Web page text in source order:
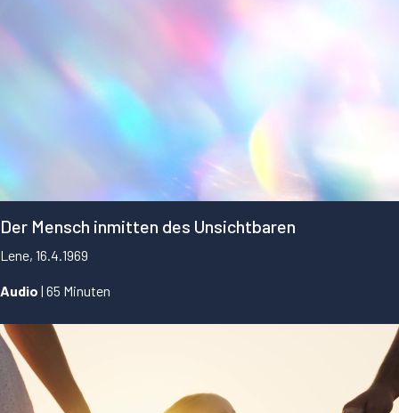
Der Mensch inmitten des Unsichtbaren
Lene, 16.4.1969
Audio | 65 Minuten
...